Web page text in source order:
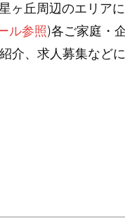
丘周辺のエリア
ル参照)各ご家庭・
介、求人募集など